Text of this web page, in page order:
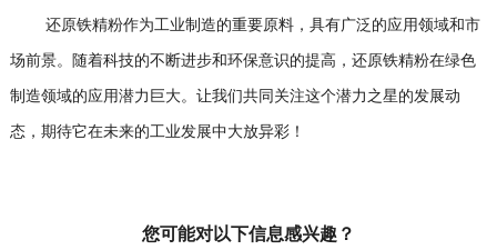
还原铁精粉作为工业制造的重要原料，具有广泛的应用领域和市
场前景。随着科技的不断进步和环保意识的提高，还原铁精粉在绿色
制造领域的应用潜力巨大。让我们共同关注这个潜力之星的发展动
态，期待它在未来的工业发展中大放异彩！
您可能对以下信息感兴趣？